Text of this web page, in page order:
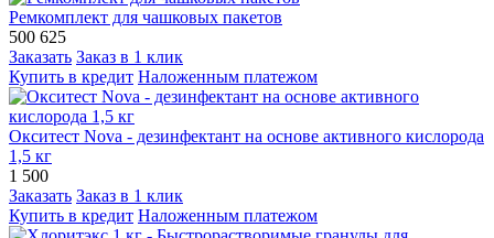
Ремкомплект для чашковых пакетов
500 625
Заказать Заказ в 1 клик
Купить в кредит Наложенным платежом
Окситест Nova - дезинфектант на основе активного кислорода
1,5 кг
1 500
Заказать Заказ в 1 клик
Купить в кредит Наложенным платежом